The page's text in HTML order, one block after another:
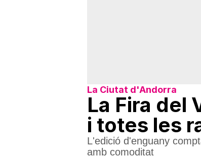
La Ciutat d'Andorra
La Fira del
i totes les
L'edició d'enguany
amb comoditat